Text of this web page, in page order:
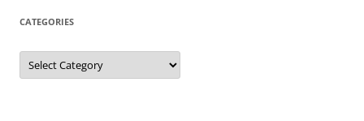
CATEGORIES
Categories